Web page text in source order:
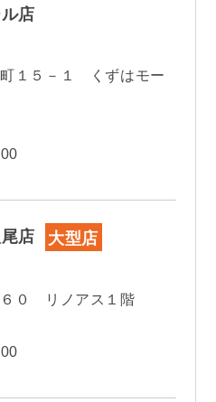
店
１５－１ くずはモー
店 大型店
６０ リノアス１階